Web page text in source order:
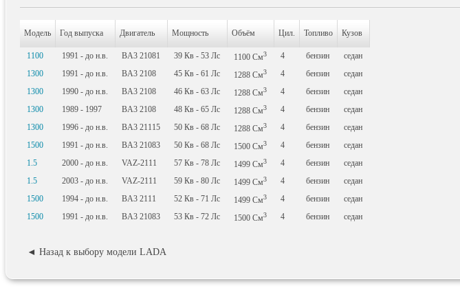
Модель Год выпуска Двигатель Мощность Объём Цил. Топливо Кузов
1100 1991 - до н.в. BA3 21081 39 Кв - 53 Лс 1100 См3 4 бензин
седан
1300
1991 - до н.в. BA3 2108 45 Кв - 61 Лс 1288 См3 4 бензин
седан
1300
1990 - до н.в. BA3 2108 46 Кв - 63 Лс 1288 См3 4 бензин
седан
1300
1989 - 1997 BA3 2108 48 Кв - 65 Лс 1288 См3 4 бензин
седан
1300
1996 - до н.в. BA3 21115 50 Кв - 68 Лс 1288 См3 4 бензин
седан
1500
1991 - до н.в. BA3 21083 50 Кв - 68 Лс 1500 См3 4 бензин
седан
1.5
2000 - до н.в. VAZ-2111 57 Кв - 78 Лс 1499 См3 4 бензин
седан
1.5
2003 - до н.в. VAZ-2111 59 Кв - 80 Лс 1499 См3 4 бензин
седан
1500
1994 - до н.в. BA3 2111 52 Кв - 71 Лс 1499 См3 4 бензин
седан
1500
1991 - до н.в. BA3 21083 53 Кв - 72 Лс 1500 См3 4 бензин седан
◄ Назад к выбору модели LADA